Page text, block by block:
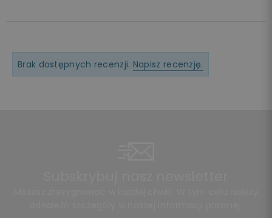
Brak dostępnych recenzji. Napisz recenzję.